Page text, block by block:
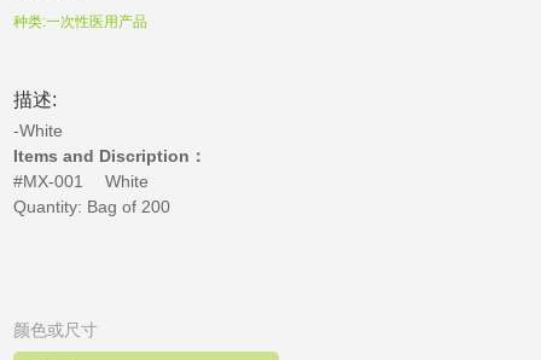
种类:一次性医用产品
描述:
-White
Items and Discription：
#MX-001
White
Quantity: Bag of 200
颜色或尺寸